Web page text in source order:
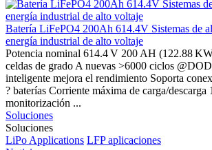
Batería LiFePO4 200Ah 614.4V Sistemas de
energía industrial de alto voltaje
Potencia nominal 614.4 V 200 AH (122.88
celdas de grado A nuevas >6000 ciclos
inteligente mejora el rendimiento Soporta
? baterías Corriente máxima de carga/descarga
monitorización ...
Soluciones
Soluciones
LiPo Applications LFP aplicaciones